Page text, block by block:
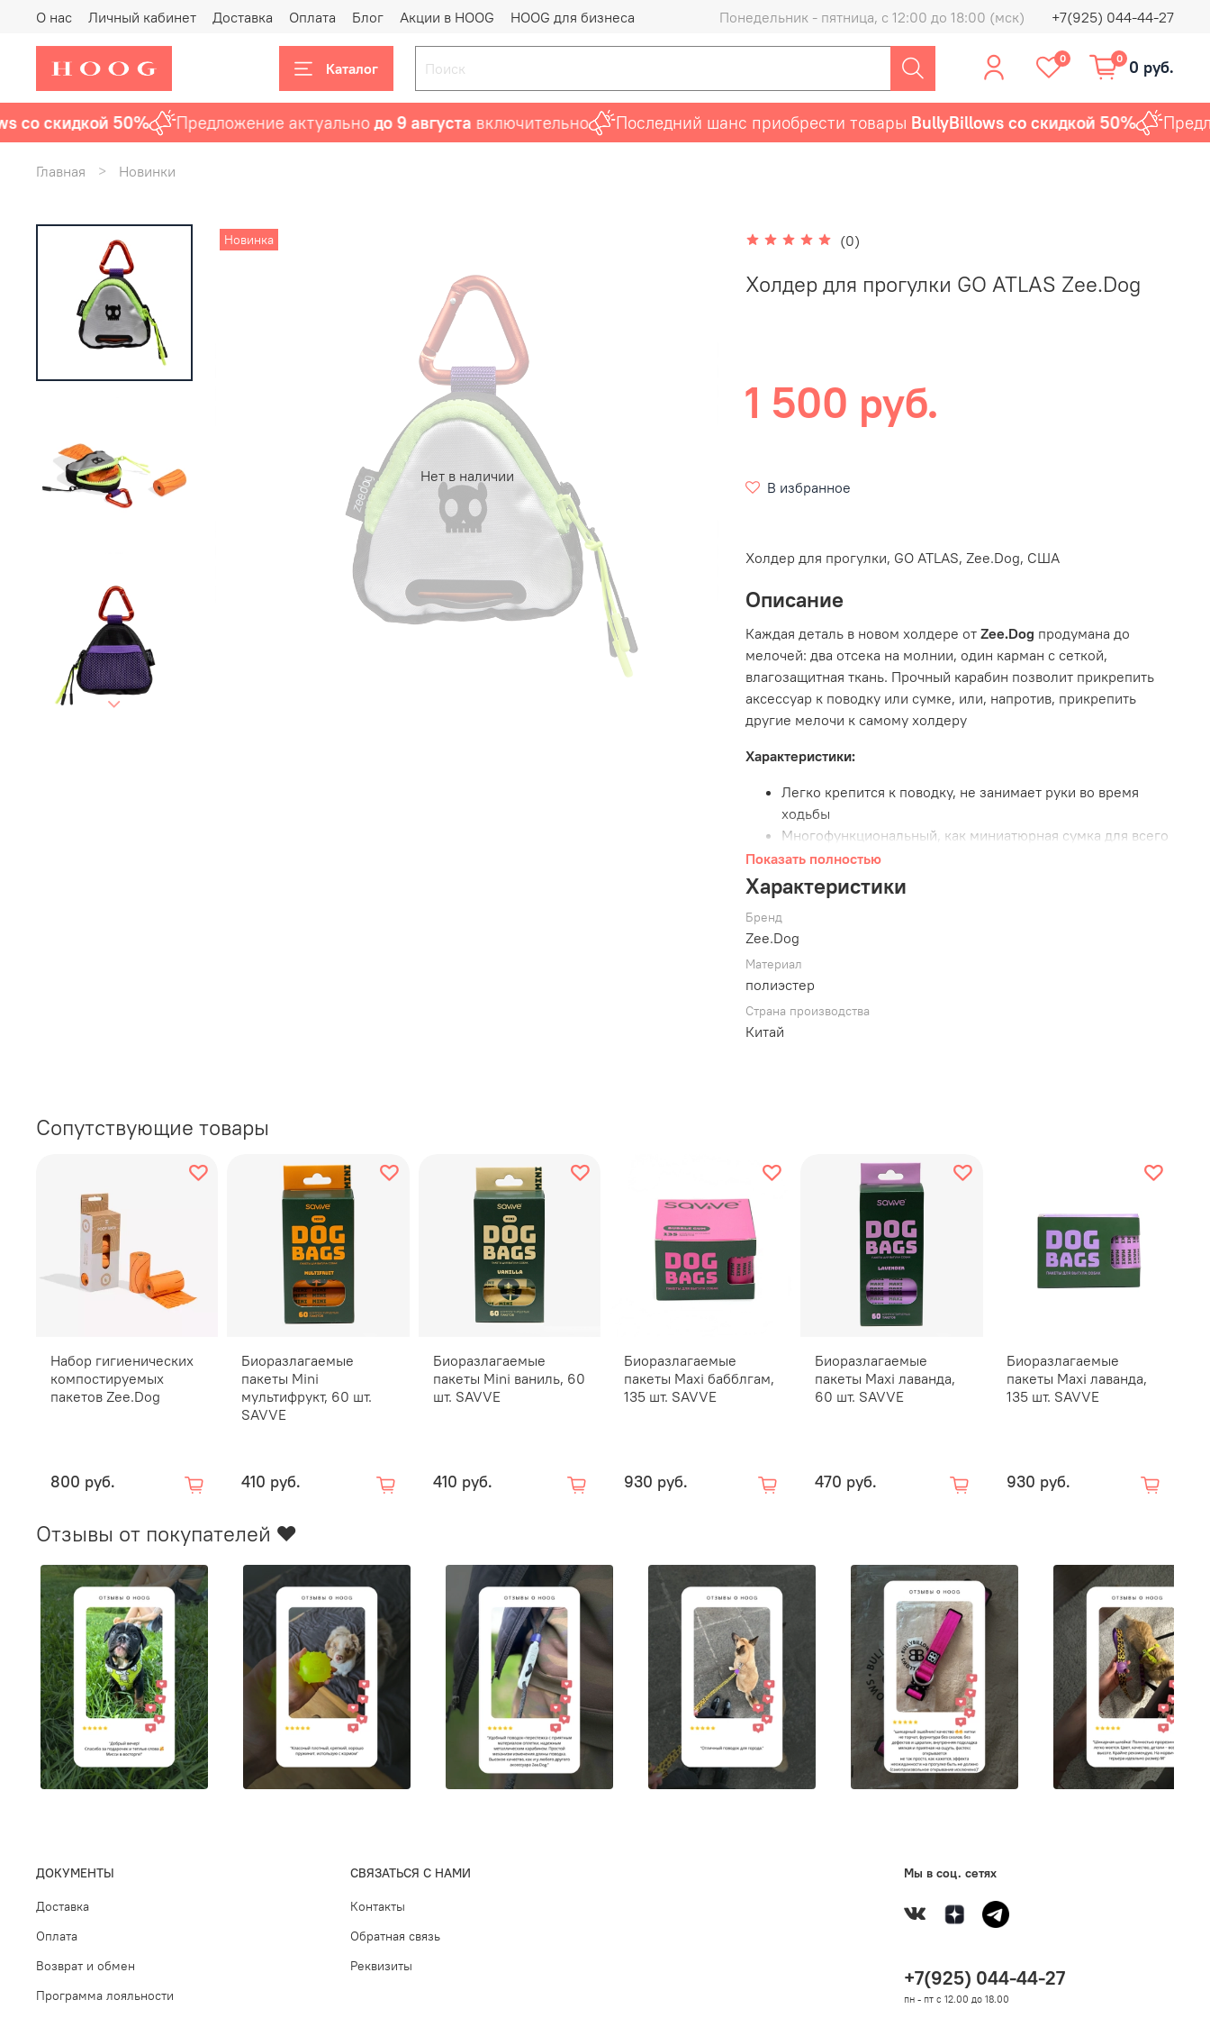
О нас Личный кабинет Доставка Оплата Блог Акции в HOOG HOOG для бизнеса Понедельник - пятница, с 12:00 до 18:00 (мск) +7(925) 044-44-27
Каталог
0 0 0 руб.
скидкой 50% Предложение актуальнодо 9 августавключительно Последний шанс приобрести товарыBullyBillows со скидкой 50%
Главная Новинки
Нет в наличии
Новинка (0)
Холдер для прогулки GO ATLAS Zee.Dog
1 500 руб.
В избранное
Холдер для прогулки, GO ATLAS, Zee.Dog, США
Описание
Каждая деталь в новом холдере отZee.Dog продумана до
мелочей: два отсека на молнии, один карман с сеткой,
влагозащитная ткань. Прочный карабин позволит прикрепить
аксессуар к поводку или сумке, или, напротив, прикрепить
другие мелочи к самому холдеру
Характеристики:
Легко крепится к поводку, не занимает руки во время
ходьбы
Многофункциональный, как миниатюрная сумка для всего
самого необходимого
лакомств
Пакеты никогда не застревают
Подходит для любых пакетов, рулон или стопку легко
заменить
fashion. Zee. — элемент стиля, объединяющий людей и
Показать полностью
Характеристики
Бренд
Zee.Dog
Материал
полиэстер
Страна производства
Китай
Сопутствующие товары
Набор гигиенических
компостируемых
пакетов Zee.Dog
800 руб.
Биоразлагаемые
пакеты Mini
мультифрукт, 60 шт.
SAVVE
410 руб.
Биоразлагаемые
пакеты Mini ваниль, 60
шт. SAVVE
410 руб.
Биоразлагаемые
пакеты Maxi бабблгам,
135 шт. SAVVE
930 руб.
Биоразлагаемые
пакеты Maxi лаванда,
60 шт. SAVVE
470 руб.
Биоразлагаемые
пакеты Maxi лаванда,
135 шт. SAVVE
930 руб.
Отзывы от покупателей ❤️
ДОКУМЕНТЫ
Доставка
Оплата
Возврат и обмен
Программа лояльности
СВЯЗАТЬСЯ С НАМИ
Контакты
Обратная связь
Реквизиты
Мы в соц. сетях
+7(925) 044-44-27
пн - пт с 12.00 до 18.00